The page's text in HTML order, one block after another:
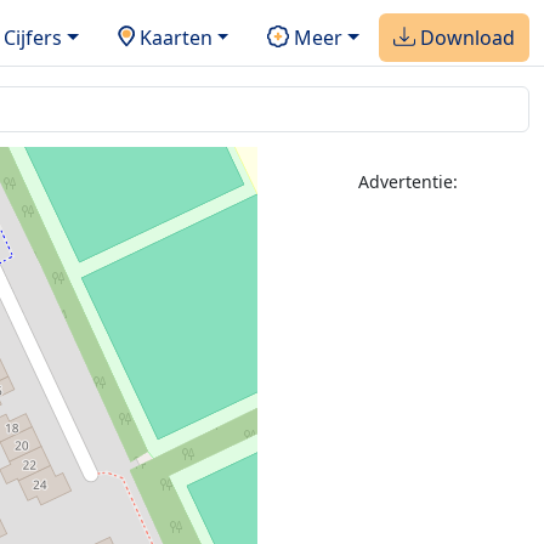
Cijfers Kaarten Meer Download
Advertentie: